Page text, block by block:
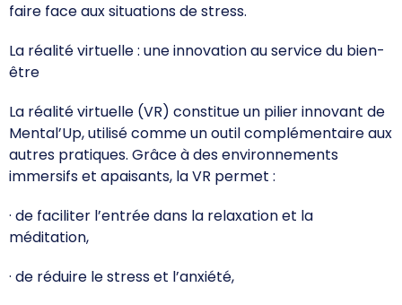
faire face aux situations de stress.
La réalité virtuelle : une innovation au service du bien-
être
La réalité virtuelle (VR) constitue un pilier innovant de
Mental’Up, utilisé comme un outil complémentaire aux
autres pratiques. Grâce à des environnements
immersifs et apaisants, la VR permet :
· de faciliter l’entrée dans la relaxation et la
méditation,
· de réduire le stress et l’anxiété,